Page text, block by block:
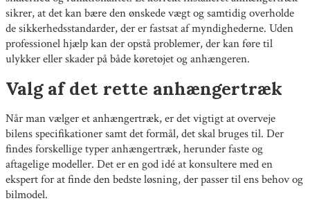
sikrer, at det kan bære den ønskede vægt og samtidig overholde
de sikkerhedsstandarder, der er fastsat af myndighederne. Uden
professionel hjælp kan der opstå problemer, der kan føre til
ulykker eller skader på både køretøjet og anhængeren.
Valg af det rette anhængertræk
Når man vælger et anhængertræk, er det vigtigt at overveje
bilens specifikationer samt det formål, det skal bruges til. Der
findes forskellige typer anhængertræk, herunder faste og
aftagelige modeller. Det er en god idé at konsultere med en
ekspert for at finde den bedste løsning, der passer til ens behov og
bilmodel.